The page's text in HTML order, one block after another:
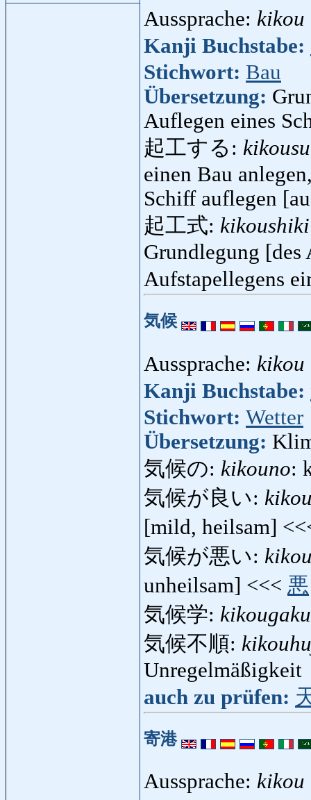
Aussprache: kikou
Kanji Buchstabe:
Stichwort: Bau
Übersetzung:
Auflegen eines
起工する:
einen Bau
Schiff auflegen
起工式: kikoushiki
Grundlegung [des
Aufstapellegens
気候
Aussprache: kikou
Kanji Buchstabe:
Stichwort: Wetter
Übersetzung:
気候の: kikouno:
気候が良い:
[mild, heilsam]
気候が悪い:
unheilsam] <<< 悪
気候学: kikougaku
気候不順:
Unregelmäßigkeit
auch zu prüfen:
寄港
Aussprache: kikou